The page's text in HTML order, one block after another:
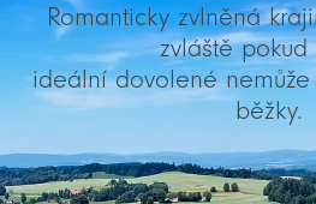
Romanticky zvlněná
zvláště pokud
ideální dovolené
běžky.